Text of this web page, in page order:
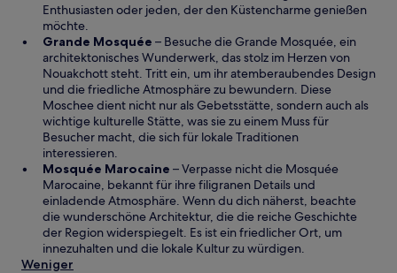
tn
i
n
e
m
n
e
u
n
F
e
n
s
t
Enthusiasten oder jeden, der den Küstencharme genießen
möchte.
Grande Mosquée W
i
r
d
i
n
e
n
e
m
n
e
u
– Besuche die Grande Mosquée, ein
architektonisches Wunderwerk, das stolz im Herzen von
Nouakchott steht. Tritt ein, um ihr atemberaubendes Design
und die friedliche Atmosphäre zu bewundern. Diese
Moschee dient nicht nur als Gebetsstätte, sondern auch als
wichtige kulturelle Stätte, was sie zu einem Muss für
Besucher macht, die sich für lokale Traditionen
interessieren.
Mosquée Marocaine W
i
r
d
i
n
– Verpasse nicht die Mosquée
Marocaine, bekannt für ihre filigranen Details und
einladende Atmosphäre. Wenn du dich näherst, beachte
die wunderschöne Architektur, die die reiche Geschichte
der Region widerspiegelt. Es ist ein friedlicher Ort, um
innezuhalten und die lokale Kultur zu würdigen.
Weniger